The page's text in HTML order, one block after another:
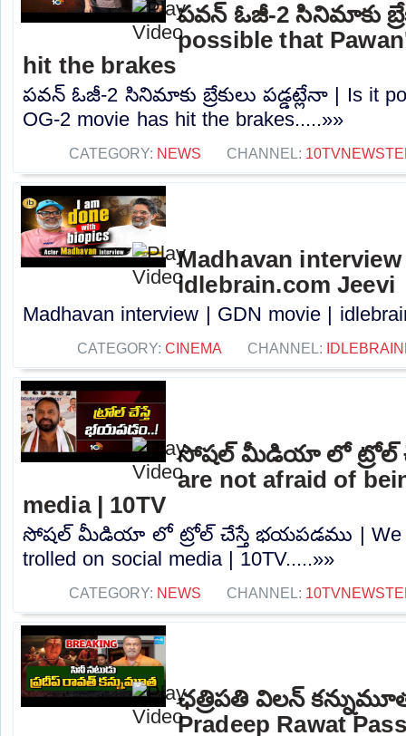
పవన్ ఓజీ-2 సినిమాకు
possible that
hit the brakes
పవన్ ఓజీ-2 సినిమాకు బ్రేకులు పడ్డట్లేనా | Is it
OG-2 movie has hit the brakes.....»»
CATEGORY: NEWS CHANNEL:
Madhavan
idlebrain.com Jeevi
Madhavan interview | GDN movie |
CATEGORY: CINEMA CHANNEL:
సోషల్ మీడియా లో ట్రోల్
are not afraid of
media | 10TV
సోషల్ మీడియా లో ట్రోల్ చేస్తే భయపడము | We
trolled on social media | 10TV.....»»
CATEGORY: NEWS CHANNEL:
ఛత్రిపతి విలన్
Pradeep Rawat